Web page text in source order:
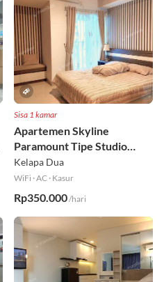
Sisa 1 kamar
Apartemen Skyline
Paramount Tipe Studio
Fully Furnished Lt 8
Kelapa Dua
WiFi ·AC · Kasur
Rp350.000/hari